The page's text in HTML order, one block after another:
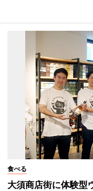
食べる
大須商店街に体験型